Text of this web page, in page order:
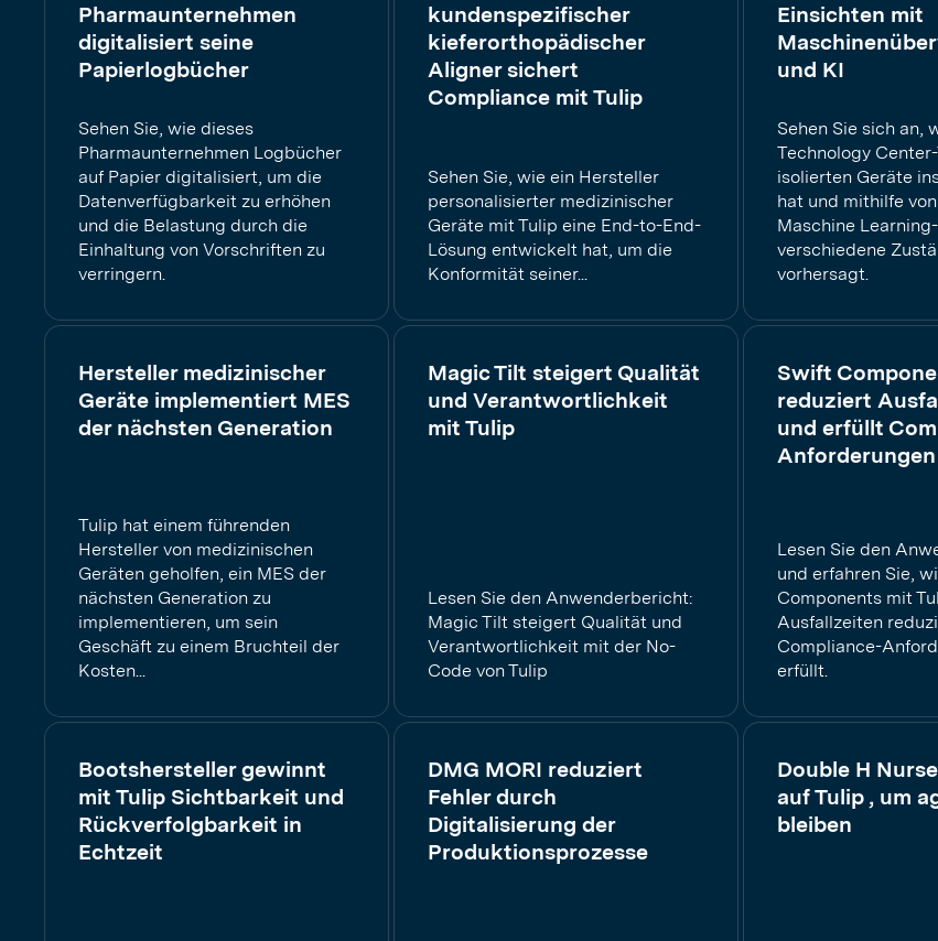
Pharmaunternehmen
digitalisiert seine
Papierlogbücher
Sehen Sie, wie dieses
Pharmaunternehmen Logbücher
auf Papier digitalisiert, um die
Datenverfügbarkeit zu erhöhen
und die Belastung durch die
Einhaltung von Vorschriften zu
verringern.
kundenspezifischer
kieferorthopädischer
Aligner sichert
Compliance mit Tulip
Sehen Sie, wie ein Hersteller
personalisierter medizinischer
Geräte mit Tulip eine End-to-End-
Lösung entwickelt hat, um die
Konformität seiner...
Einsichten mit
und KI
Sehen Sie sich an,
Technology
isolierten Geräte
hat und mithilfe
Maschine
verschiedene
vorhersagt.
Hersteller medizinischer
Geräte implementiert MES
der nächsten Generation
Tulip hat einem führenden
Hersteller von medizinischen
Geräten geholfen, ein MES der
nächsten Generation zu
implementieren, um sein
Geschäft zu einem Bruchteil der
Kosten...
Magic Tilt steigert Qualität
und Verantwortlichkeit
mit Tulip
Lesen Sie den Anwenderbericht:
Magic Tilt steigert Qualität und
Verantwortlichkeit mit der No-
Code von Tulip
Swift
reduziert
und erfüllt
Anforderungen
Lesen Sie den
und erfahren Sie,
Components mit
Ausfallzeiten
Compliance-
erfüllt.
Bootshersteller gewinnt
mit Tulip Sichtbarkeit und
Rückverfolgbarkeit in
Echtzeit
DMG MORI reduziert
Fehler durch
Digitalisierung der
Produktionsprozesse
Double H
auf Tulip , um
bleiben